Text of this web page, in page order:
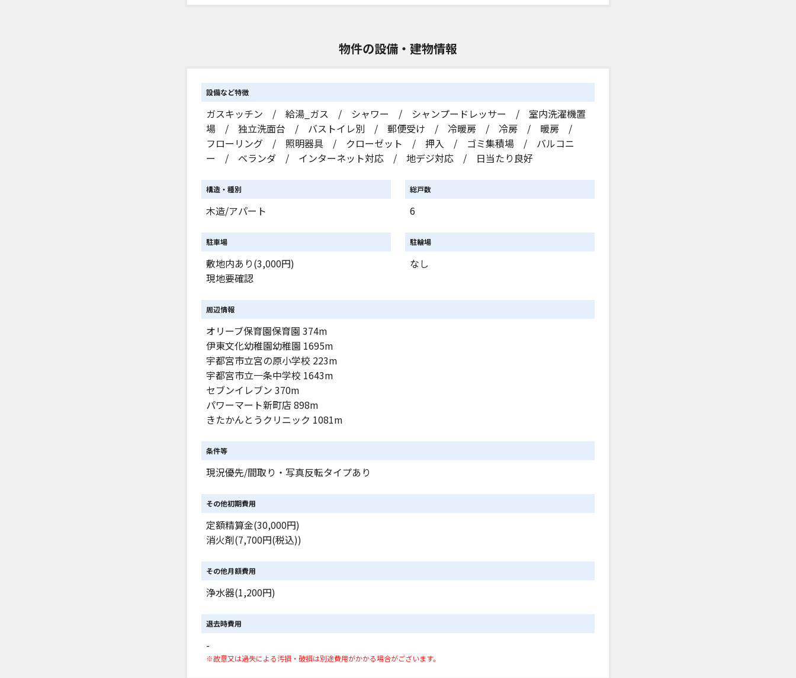
物件の設備・建物情報
設備など特徴
ガスキッチン / 給湯_ガス / シャワー / シャンプードレッサー / 室内洗濯機置
場 / 独立洗面台 / バストイレ別 / 郵便受け / 冷暖房 / 冷房 / 暖房 /
フローリング / 照明器具 / クローゼット / 押入 / ゴミ集積場 / バルコニ
ー / ベランダ / インターネット対応 / 地デジ対応 / 日当たり良好
構造・種別
木造/アパート
総戸数
6
駐車場
敷地内あり(3,000円)
現地要確認
駐輪場
なし
周辺情報
オリーブ保育園保育園 374m
伊東文化幼稚園幼稚園 1695m
宇都宮市立宮の原小学校 223m
宇都宮市立一条中学校 1643m
セブンイレブン 370m
パワーマート新町店 898m
きたかんとうクリニック 1081m
条件等
現況優先/間取り・写真反転タイプあり
その他初期費用
定額精算金(30,000円)
消火剤(7,700円(税込))
その他月額費用
浄水器(1,200円)
退去時費用
-
※故意又は過失による汚損・破損は別途費用がかかる場合がございます。